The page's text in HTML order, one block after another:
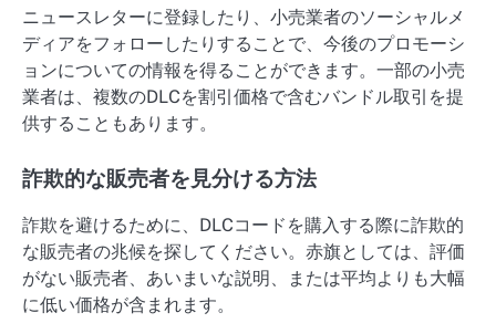
ニュースレターに登録したり、小売業者のソーシャルメ
ディアをフォローしたりすることで、今後のプロモーシ
ョンについての情報を得ることができます。一部の小売
業者は、複数のDLCを割引価格で含むバンドル取引を提
供することもあります。
詐欺的な販売者を見分ける方法
詐欺を避けるために、DLCコードを購入する際に詐欺的
な販売者の兆候を探してください。赤旗としては、評価
がない販売者、あいまいな説明、または平均よりも大幅
に低い価格が含まれます。